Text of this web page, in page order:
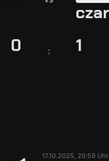
0
: 1
17.10.2025, 20:59 Uhr